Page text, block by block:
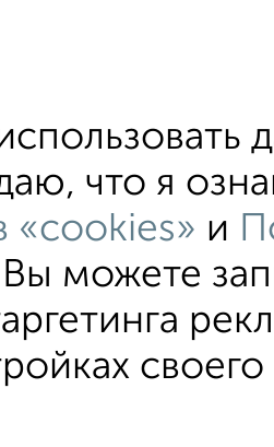
этаж с балконом
доме с раздельным
Квартиры студии От
доме В новом доме
что я
«cookies» и
Вы можете
своего